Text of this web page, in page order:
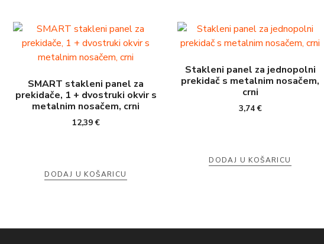
SMART stakleni panel za
prekidače, 1 + dvostruki okvir s
metalnim nosačem, crni
12,39€
DODAJ U KOŠARICU
Stakleni panel za jednopolni
prekidač s metalnim nosačem,
crni
3,74€
DODAJ U KOŠARICU